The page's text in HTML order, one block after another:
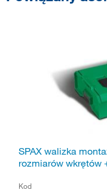
SPAX walizka
rozmiarów wkrętów
Kod